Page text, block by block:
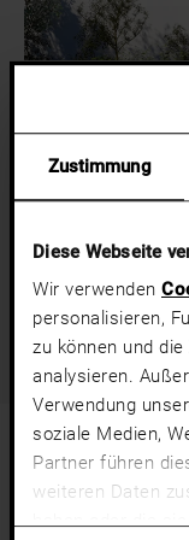
Zustimmung
Diese Webseite
Wir verwenden
personalisieren,
zu können und
analysieren.
Verwendung
soziale Medien,
Partner führen
weiteren Daten
haben oder die
Nevos Glass
INNEN: NATUR ODER
Außergewöhnlich im
Nevos Glass erleben